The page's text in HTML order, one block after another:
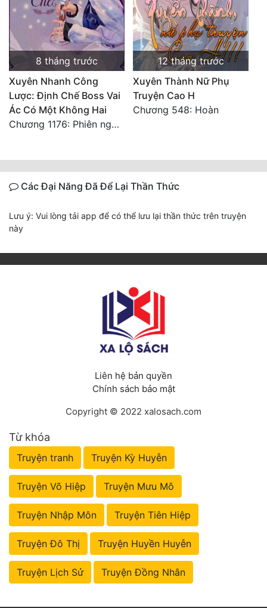
8 tháng trước
Xuyên Nhanh Công
Lược: Định Chế Boss Vai
Ác Có Một Không Hai
Chương 1176: Phiên ngoại Triều Dương Lâm Nguyệt
12 tháng trước
Xuyên Thành Nữ Phụ
Truyện Cao H
Chương 548: Hoàn
Các Đại Năng Đã Để Lại Thần Thức
Lưu ý: Vui lòng tải app để có thể lưu lại thần thức trên truyện
này
Liên hệ bản quyền
Chính sách bảo mật
Copyright © 2022 xalosach.com
Từ khóa
Truyện tranh Truyện Kỳ Huyễn
Truyện Võ Hiệp Truyện Mưu Mô
Truyện Nhập Môn Truyện Tiên Hiệp
Truyện Đô Thị Truyện Huyền Huyễn
Truyện Lịch Sử Truyện Đồng Nhân